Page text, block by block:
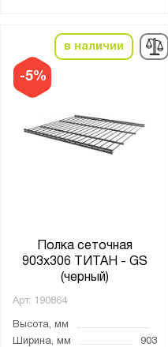
-5%
в наличии
Полка сеточная
903х306 ТИТАН - GS
(черный)
Арт. 190864
Высота, мм
Ширина, мм
903